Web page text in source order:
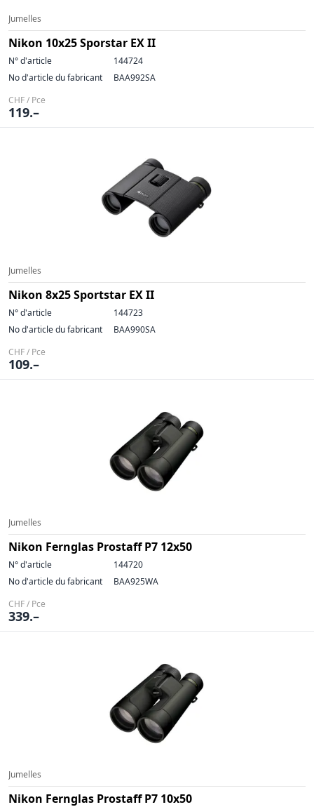
Jumelles
Nikon 10x25 Sporstar EX II
N° d'article
144724
No d'article du fabricant
BAA992SA
CHF / Pce
119.–
Jumelles
Nikon 8x25 Sportstar EX II
N° d'article
144723
No d'article du fabricant
BAA990SA
CHF / Pce
109.–
Jumelles
Nikon Fernglas Prostaff P7 12x50
N° d'article
144720
No d'article du fabricant
BAA925WA
CHF / Pce
339.–
Jumelles
Nikon Fernglas Prostaff P7 10x50